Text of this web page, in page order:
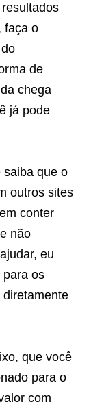
faça o
de
chega
já pode
saiba que o
outros sites
conter
não
eu
para os
que você
para o
com